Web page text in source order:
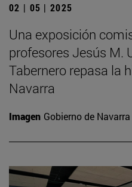
02 | 05 | 2025
Una exposición
profesores Jesús M.
Tabernero repasa la
Navarra
Imagen Gobierno de Navarra